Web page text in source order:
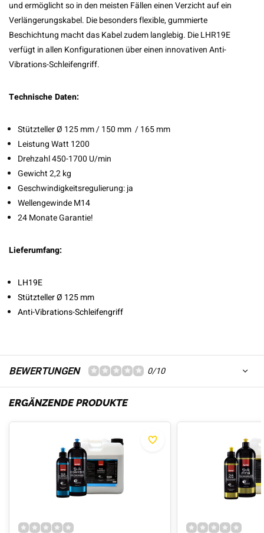
und ermöglicht so in den meisten Fällen einen Verzicht auf ein
Verlängerungskabel. Die besonders flexible, gummierte
Beschichtung macht das Kabel zudem langlebig. Die LHR19E
verfügt in allen Konfigurationen über einen innovativen Anti-
Vibrations-Schleifengriff.
Technische Daten:
Stützteller Ø 125 mm / 150 mm / 165 mm
Leistung Watt 1200
Drehzahl 450-1700 U/min
Gewicht 2,2 kg
Geschwindigkeitsregulierung: ja
Wellengewinde M14
24 Monate Garantie!
Lieferumfang:
LH19E
Stützteller Ø 125 mm
Anti-Vibrations-Schleifengriff
BEWERTUNGEN 0/10
ERGÄNZENDE PRODUKTE